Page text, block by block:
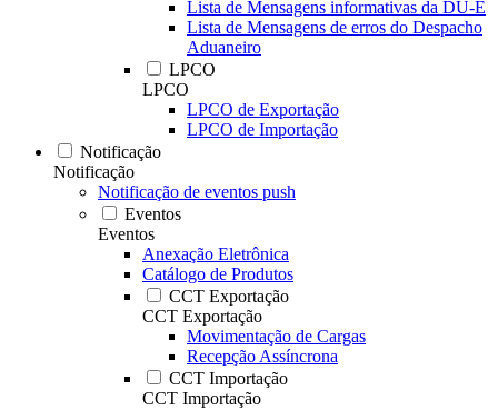
Lista de Mensagens informativas da DU-E
Lista de Mensagens de erros do Despacho
Aduaneiro
LPCO
LPCO
LPCO de Exportação
LPCO de Importação
Notificação
Notificação
Notificação de eventos push
Eventos
Eventos
Anexação Eletrônica
Catálogo de Produtos
CCT Exportação
CCT Exportação
Movimentação de Cargas
Recepção Assíncrona
CCT Importação
CCT Importação